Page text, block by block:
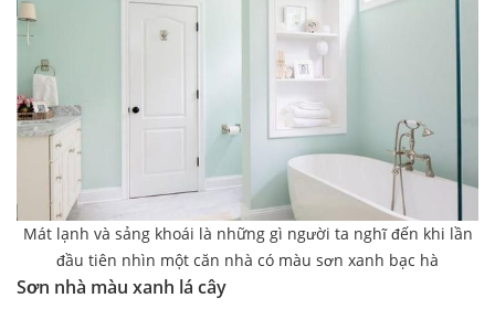
Mát lạnh và sảng khoái là những gì người ta nghĩ đến khi lần
đầu tiên nhìn một căn nhà có màu sơn xanh bạc hà
Sơn nhà màu xanh lá cây